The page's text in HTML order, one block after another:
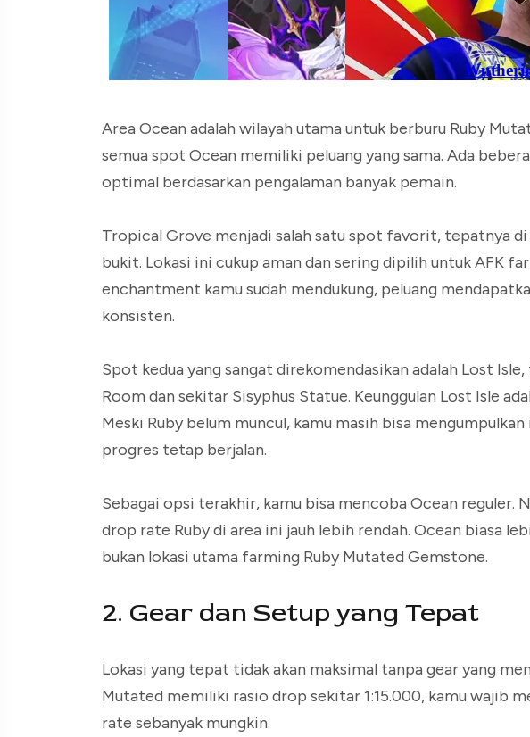
Area Ocean adalah wilayah utama untuk berburu Ruby
semua spot Ocean memiliki peluang yang sama. Ada
optimal berdasarkan pengalaman banyak pemain.
Tropical Grove menjadi salah satu spot favorit, tepatnya di
bukit. Lokasi ini cukup aman dan sering dipilih untuk AFK
enchantment kamu sudah mendukung, peluang
konsisten.
Spot kedua yang sangat direkomendasikan adalah Lost
Room dan sekitar Sisyphus Statue. Keunggulan Lost Isle
Meski Ruby belum muncul, kamu masih bisa
progres tetap berjalan.
Sebagai opsi terakhir, kamu bisa mencoba Ocean reguler.
drop rate Ruby di area ini jauh lebih rendah. Ocean biasa
bukan lokasi utama farming Ruby Mutated Gemstone.
2. Gear dan Setup yang Tepat
Lokasi yang tepat tidak akan maksimal tanpa gear yang
Mutated memiliki rasio drop sekitar 1:15.000, kamu wajib
rate sebanyak mungkin.